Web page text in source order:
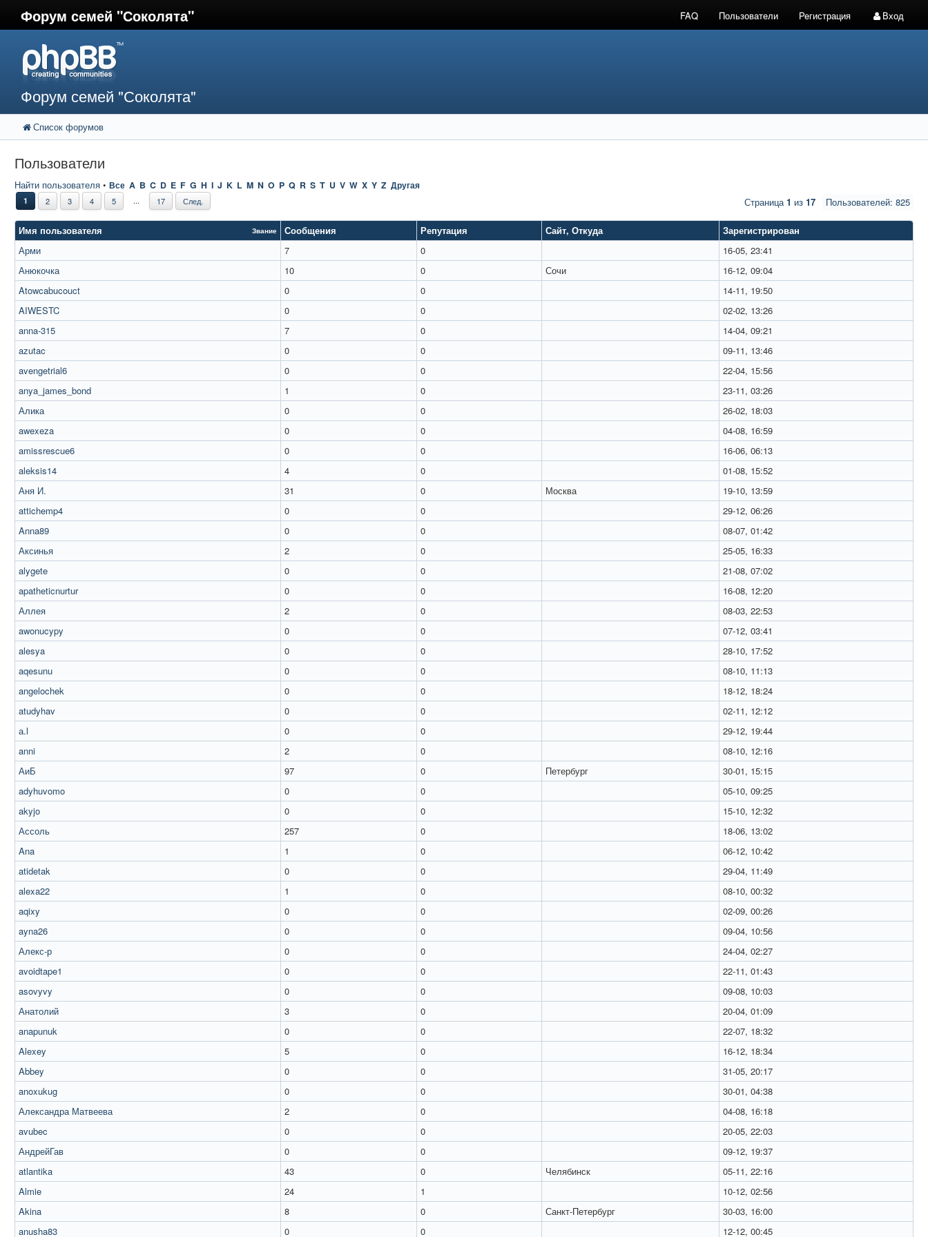
Форум семей "Соколята" FAQ Пользователи Регистрация Вход
Форум семей "Соколята"
Список форумов
Пользователи
Найти пользователя • Все A B C D E F G H I J K L M N O P Q R S T U V W X Y Z Другая
Пользователей: 825
1 2 3 4 5 ... 17 След. Страница1 из 17
Имя пользователя Звание Сообщения Репутация Сайт, Откуда
Зарегистрирован
Арми
7 0
16-05, 23:41
Анюкочка
10 0 Сочи
16-12, 09:04
Atowcabucouct
0 0
14-11, 19:50
AIWESTC
0 0
02-02, 13:26
anna-315
7 0
14-04, 09:21
azutac
0 0
09-11, 13:46
avengetrial6
0 0
22-04, 15:56
anya_james_bond
1 0
23-11, 03:26
Алика
0 0
26-02, 18:03
awexeza
0 0
04-08, 16:59
amissrescue6
0 0
16-06, 06:13
aleksis14
4 0
01-08, 15:52
Аня И.
31 0 Москва
19-10, 13:59
attichemp4
0 0
29-12, 06:26
Anna89
0 0
08-07, 01:42
Аксинья
2 0
25-05, 16:33
alygete
0 0
21-08, 07:02
apatheticnurtur
0 0
16-08, 12:20
Аллея
2 0
08-03, 22:53
awonucypy
0 0
07-12, 03:41
alesya
0 0
28-10, 17:52
aqesunu
0 0
08-10, 11:13
angelochek
0 0
18-12, 18:24
atudyhav
0 0
02-11, 12:12
а.l
0 0
29-12, 19:44
anni
2 0
08-10, 12:16
АиБ
97 0 Петербург
30-01, 15:15
adyhuvomo
0 0
05-10, 09:25
akyjo
0 0
15-10, 12:32
Ассоль
257 0
18-06, 13:02
Ana
1 0
06-12, 10:42
atidetak
0 0
29-04, 11:49
alexa22
1 0
08-10, 00:32
aqixy
0 0
02-09, 00:26
ayna26
0 0
09-04, 10:56
Алекс-р
0 0
24-04, 02:27
avoidtape1
0 0
22-11, 01:43
asovyvy
0 0
09-08, 10:03
Анатолий
3 0
20-04, 01:09
anapunuk
0 0
22-07, 18:32
Alexey
5 0
16-12, 18:34
Abbey
0 0
31-05, 20:17
anoxukug
0 0
30-01, 04:38
Александра Матвеева
2 0
04-08, 16:18
avubec
0 0
20-05, 22:03
АндрейГав
0 0
09-12, 19:37
atlantika
43 0 Челябинск
05-11, 22:16
Almie
24 1
10-12, 02:56
Akina
8 0 Санкт-Петербург
30-03, 16:00
anusha83
0 0 12-12, 00:45